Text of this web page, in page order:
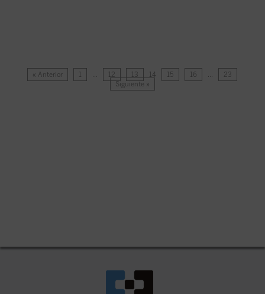
« Anterior 1 … 12 13 14 15 16 …
23
Siguiente »